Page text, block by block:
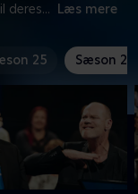
deres... Læs mere
25 Sæson 26